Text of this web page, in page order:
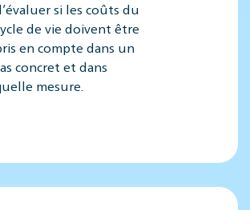
si les coûts du
de vie doivent être
en compte dans un
concret et dans
mesure.